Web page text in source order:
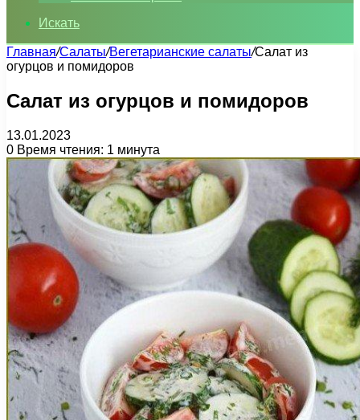
Искать
Главная/Салаты/Вегетарианские салаты/Салат из
огурцов и помидоров
Салат из огурцов и помидоров
13.01.2023
0 Время чтения: 1 минута